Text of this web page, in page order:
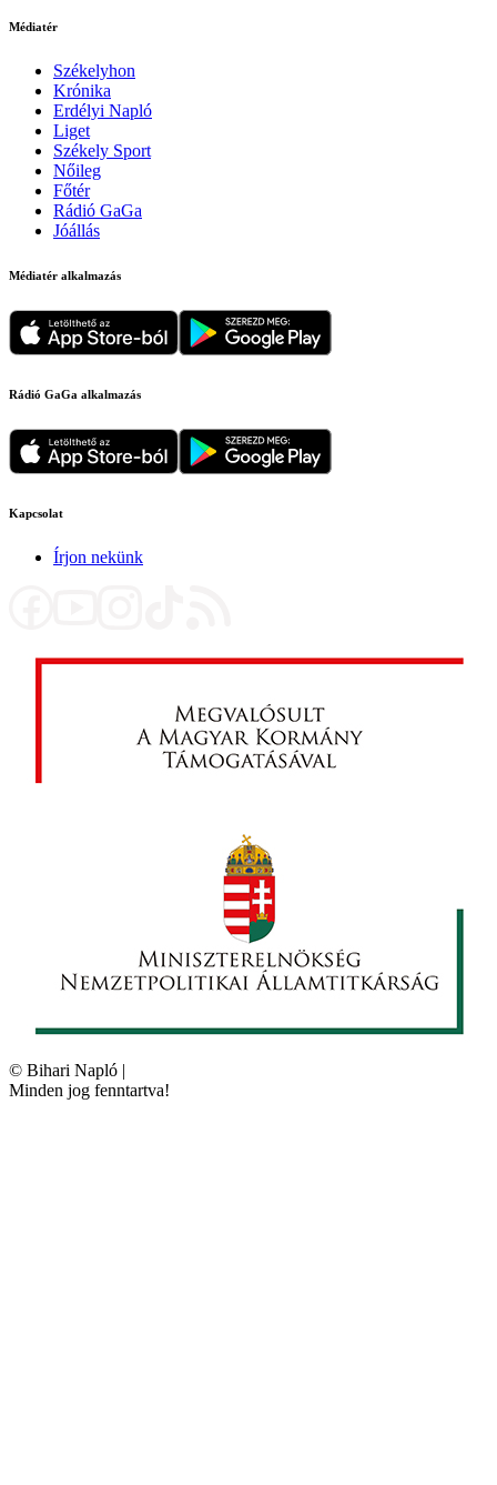
Médiatér
Székelyhon
Krónika
Erdélyi Napló
Liget
Székely Sport
Nőileg
Főtér
Rádió GaGa
Jóállás
Médiatér alkalmazás
Rádió GaGa alkalmazás
Kapcsolat
Írjon nekünk
© Bihari Napló |
Minden jog fenntartva!